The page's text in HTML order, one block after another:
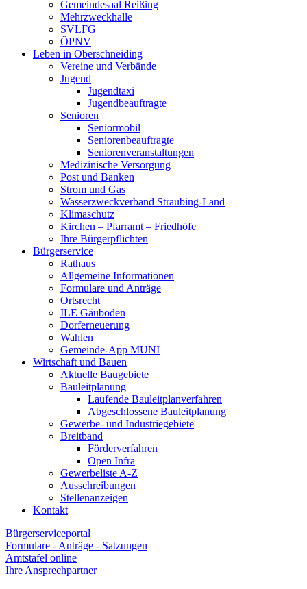
Gemeindesaal Reißing
Mehrzweckhalle
SVLFG
ÖPNV
Leben in Oberschneiding
Vereine und Verbände
Jugend
Jugendtaxi
Jugendbeauftragte
Senioren
Seniormobil
Seniorenbeauftragte
Seniorenveranstaltungen
Medizinische Versorgung
Post und Banken
Strom und Gas
Wasserzweckverband Straubing-Land
Klimaschutz
Kirchen – Pfarramt – Friedhöfe
Ihre Bürgerpflichten
Bürgerservice
Rathaus
Allgemeine Informationen
Formulare und Anträge
Ortsrecht
ILE Gäuboden
Dorferneuerung
Wahlen
Gemeinde-App MUNI
Wirtschaft und Bauen
Aktuelle Baugebiete
Bauleitplanung
Laufende Bauleitplanverfahren
Abgeschlossene Bauleitplanung
Gewerbe- und Industriegebiete
Breitband
Förderverfahren
Open Infra
Gewerbeliste A-Z
Ausschreibungen
Stellenanzeigen
Kontakt
Bürgerserviceportal
Formulare - Anträge - Satzungen
Amtstafel online
Ihre Ansprechpartner